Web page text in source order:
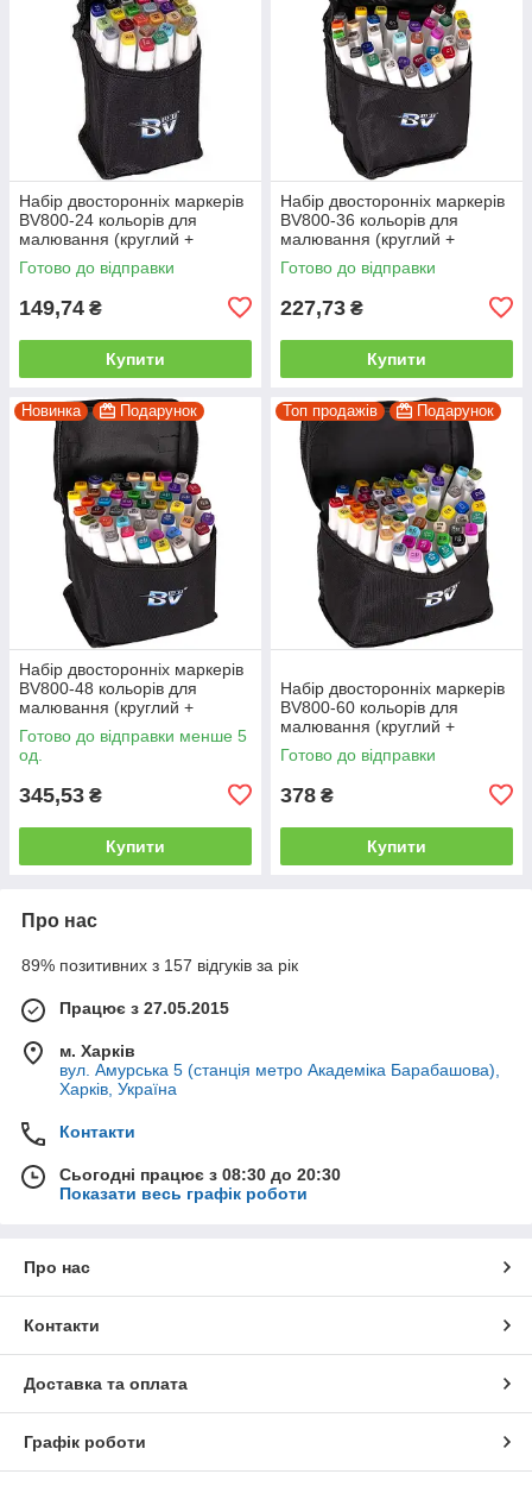
Набір двосторонніх маркерів
BV800-24 кольорів для
малювання (круглий +
скошений.) квадратний у
сумці
Готово до відправки
149,74 ₴
Купити
Набір двосторонніх маркерів
BV800-36 кольорів для
малювання (круглий +
скісний.) квадратний у сумці
Готово до відправки
227,73 ₴
Купити
Новинка Подарунок
Набір двосторонніх маркерів
BV800-48 кольорів для
малювання (круглий +
скісний.) квадратний у сумці
Готово до відправки менше 5
од.
345,53 ₴
Купити
Топ продажів Подарунок
Набір двосторонніх маркерів
BV800-60 кольорів для
малювання (круглий +
скісний.) квадратний у сумці
Готово до відправки
378 ₴
Купити
Про нас
89% позитивних з 157 відгуків за рік
Працює з 27.05.2015
м. Харків
вул. Амурська 5 (станція метро Академіка Барабашова),
Харків, Україна
Контакти
Сьогодні працює з 08:30 до 20:30
Показати весь графік роботи
Про нас
Контакти
Доставка та оплата
Графік роботи